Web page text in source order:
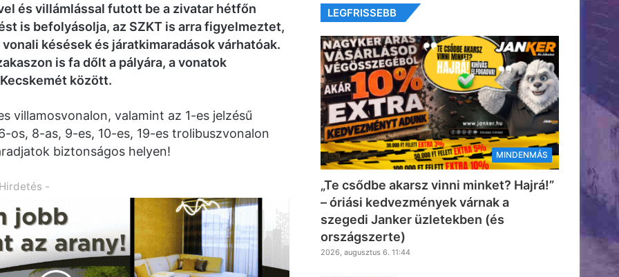
és villámlással futott be a zivatar hétfőn
is befolyásolja, az SZKT is arra figyelmeztet,
késések és járatkimaradások várhatóak.
is fa dőlt a pályára, a vonatok
között.
villamosvonalon, valamint az 1-es jelzésű
8-as, 9-es, 10-es, 19-es trolibuszvonalon
biztonságos helyen!
-
LEGFRISSEBB
MINDENMÁS
„Te csődbe akarsz vinni minket? Hajrá!”
– óriási kedvezmények várnak a
szegedi Janker üzletekben (és
országszerte)
2026, augusztus 6. 11:44